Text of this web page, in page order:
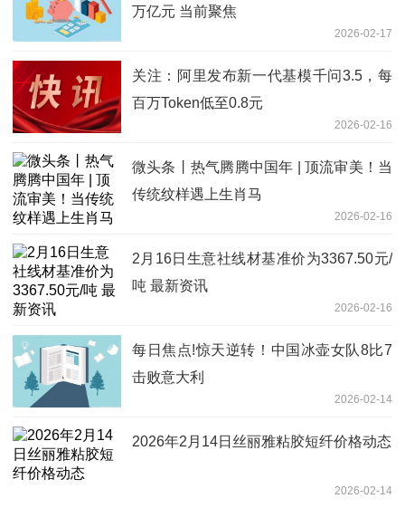
万亿元 当前聚焦
2026-02-17
关注：阿里发布新一代基模千问3.5，每
百万Token低至0.8元
2026-02-16
微头条丨热气腾腾中国年 | 顶流审美！当
传统纹样遇上生肖马
2026-02-16
2月16日生意社线材基准价为3367.50元/
吨 最新资讯
2026-02-16
每日焦点!惊天逆转！中国冰壶女队8比7
击败意大利
2026-02-14
2026年2月14日丝丽雅粘胶短纤价格动态
2026-02-14